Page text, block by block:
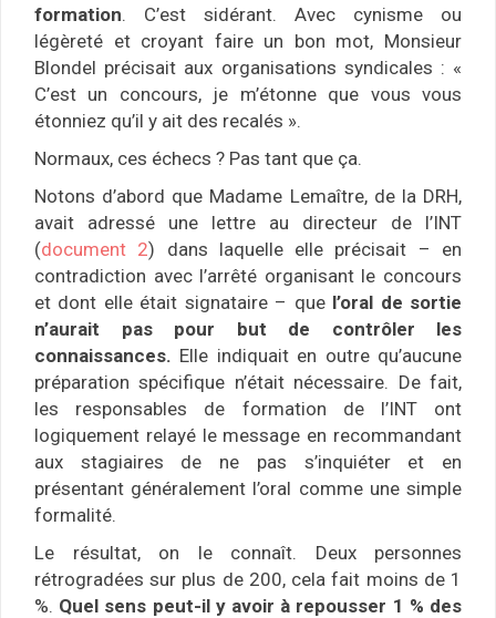
formation. C’est sidérant. Avec cynisme ou
légèreté et croyant faire un bon mot, Monsieur
Blondel précisait aux organisations syndicales : «
C’est un concours, je m’étonne que vous vous
étonniez qu’il y ait des recalés ».
Normaux, ces échecs ? Pas tant que ça.
Notons d’abord que Madame Lemaître, de la DRH,
avait adressé une lettre au directeur de l’INT
(document 2) dans laquelle elle précisait – en
contradiction avec l’arrêté organisant le concours
et dont elle était signataire – que l’oral de sortie
n’aurait pas pour but de contrôler les
connaissances. Elle indiquait en outre qu’aucune
préparation spécifique n’était nécessaire. De fait,
les responsables de formation de l’INT ont
logiquement relayé le message en recommandant
aux stagiaires de ne pas s’inquiéter et en
présentant généralement l’oral comme une simple
formalité.
Le résultat, on le connaît. Deux personnes
rétrogradées sur plus de 200, cela fait moins de 1
%. Quel sens peut-il y avoir à repousser 1 % des